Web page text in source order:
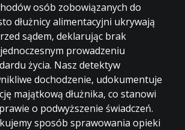
osób zobowiązanych do
dłużnicy alimentacyjni ukrywają
sądem, deklarując brak
prowadzeniu
życia. Nasz detektyw
dochodzenie, udokumentuje
majątkową dłużnika, co stanowi
o podwyższenie świadczeń.
sposób sprawowania opieki